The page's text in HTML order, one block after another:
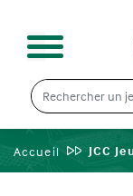
Accueil JCC